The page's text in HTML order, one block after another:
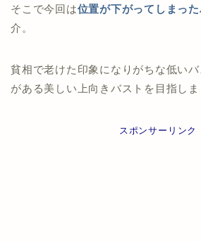
そこで今回は位置が下がってしまっ
介。
貧相で老けた印象になりがちな低い
がある美しい上向きバストを目指しま
スポンサーリンク